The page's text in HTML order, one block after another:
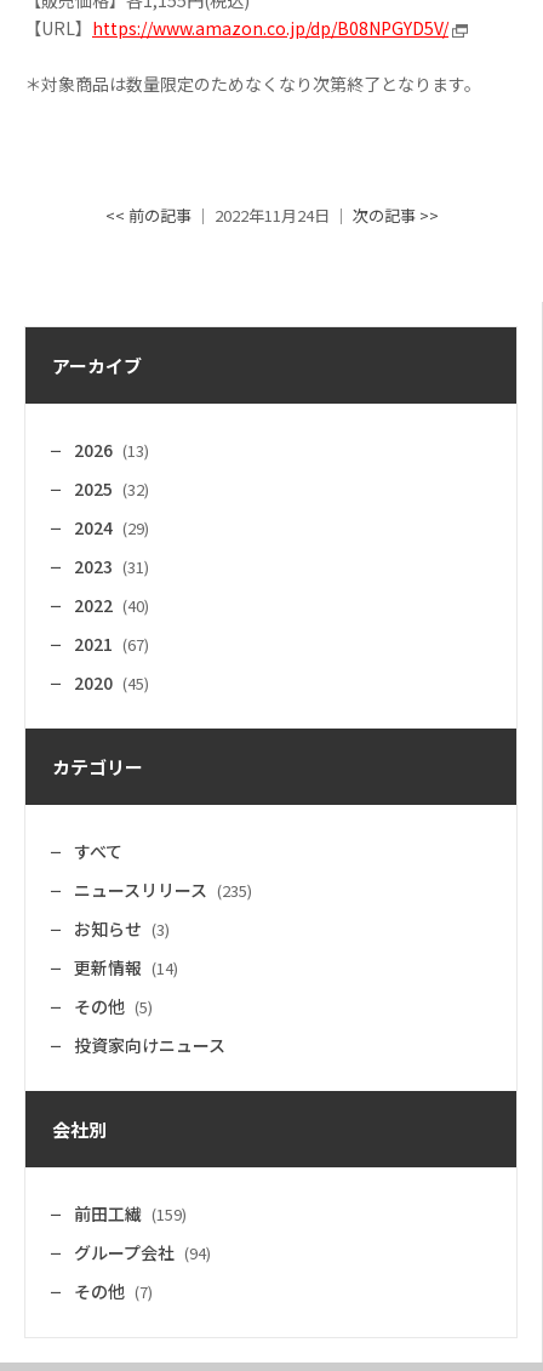
アーカイブ
2026 (13)
2025 (32)
2024 (29)
2023 (31)
2022 (40)
2021 (67)
2020 (45)
カテゴリー
すべて
ニュースリリース (235)
お知らせ (3)
更新情報 (14)
その他 (5)
投資家向けニュース
会社別
前田工繊 (159)
グループ会社 (94)
その他 (7)
【URL】 https://www.amazon.co.jp/dp/B08NPGYD5V/
＊対象商品は数量限定のためなくなり次第終了となります。
<< 前の記事│ 2022年11月24日 │ 次の記事 >>